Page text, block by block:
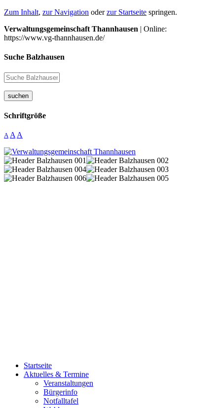
Zum Inhalt, zur Navigation oderzur Startseite springen.
Verwaltungsgemeinschaft Thannhausen | Online:
https://www.vg-thannhausen.de/
Suche Balzhausen
suchen
Schriftgröße
A A A
Startseite
Aktuelles & Termine
Veranstaltungen
Bürgerinfo
Notfalltafel